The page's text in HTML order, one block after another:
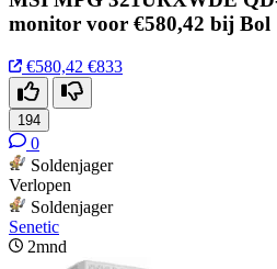
monitor voor €580,42 bij Bol
€580,42 €833
194
0
Soldenjager
Verlopen
Soldenjager
Senetic
2mnd